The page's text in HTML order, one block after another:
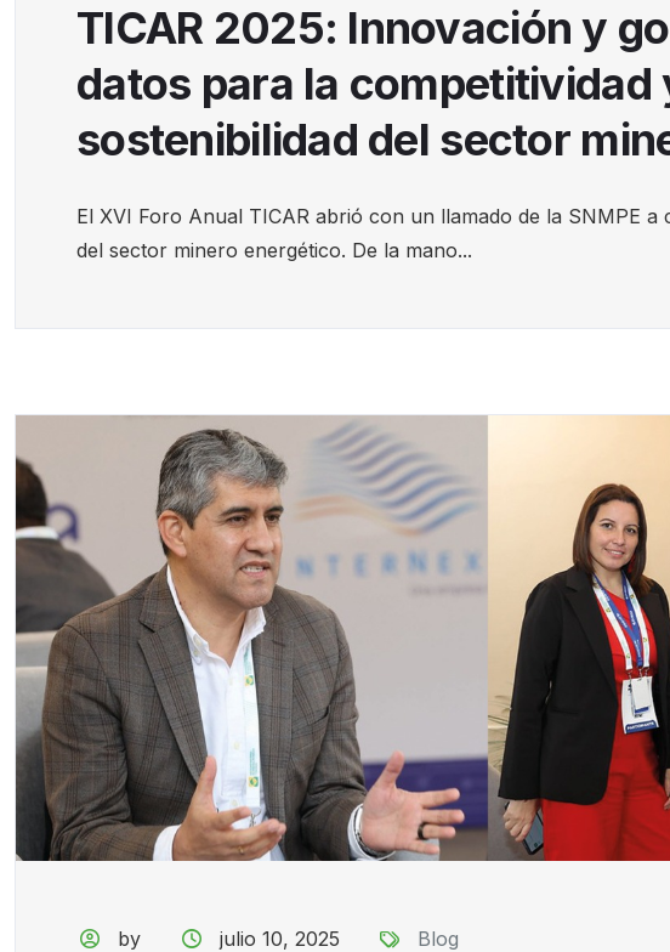
TICAR 2025: Innovación y
datos para la competitividad
sostenibilidad del sector
El XVI Foro Anual TICAR abrió con un llamado de la SNMPE
del sector minero energético. De la mano...
by julio 10, 2025 Blog